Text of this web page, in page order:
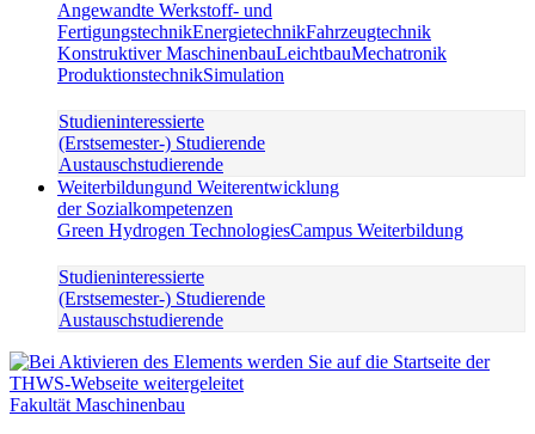
Angewandte Werkstoff- und
FertigungstechnikEnergietechnikFahrzeugtechnik
Konstruktiver MaschinenbauLeichtbauMechatronik
ProduktionstechnikSimulation
Studieninteressierte
(Erstsemester-) Studierende
Austauschstudierende
Weiterbildungund Weiterentwicklung
der Sozialkompetenzen
Green Hydrogen TechnologiesCampus Weiterbildung
Studieninteressierte
(Erstsemester-) Studierende
Austauschstudierende
Fakultät Maschinenbau